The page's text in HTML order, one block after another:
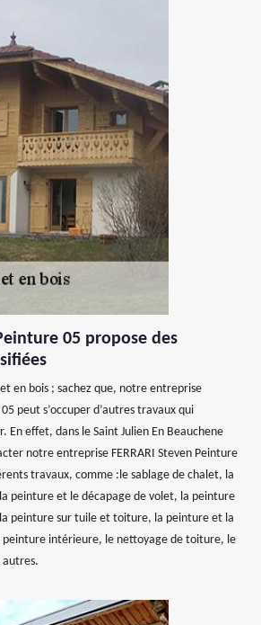
05 propose des
en bois ; sachez que, notre entreprise
peut s’occuper d’autres travaux qui
En effet, dans le Saint Julien En Beauchene
notre entreprise FERRARI Steven Peinture
travaux, comme :le sablage de chalet, la
peinture et le décapage de volet, la peinture
peinture sur tuile et toiture, la peinture et la
peinture intérieure, le nettoyage de toiture, le